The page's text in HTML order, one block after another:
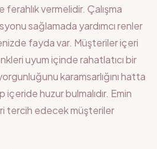
ferahlık vermelidir. Çalışma
sağlamada yardımcı renler
fayda var. Müşteriler içeri
uyum içinde rahatlatıcı bir
karamsarlığını hatta
içeride huzur bulmalıdır. Emin
tercih edecek müşteriler